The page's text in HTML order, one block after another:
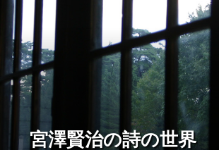
宮澤賢治の詩の世界